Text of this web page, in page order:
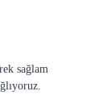
sağlam